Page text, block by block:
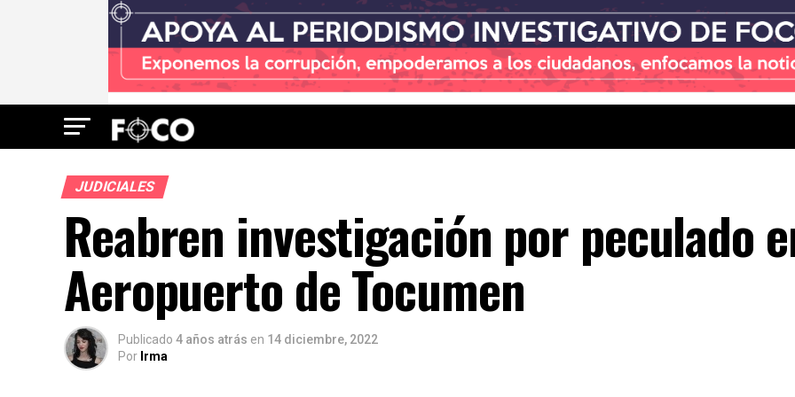
JUDICIALES
Reabren investigación por peculado
Aeropuerto de Tocumen
Publicado 4 años atrás en 14 diciembre, 2022
Por Irma